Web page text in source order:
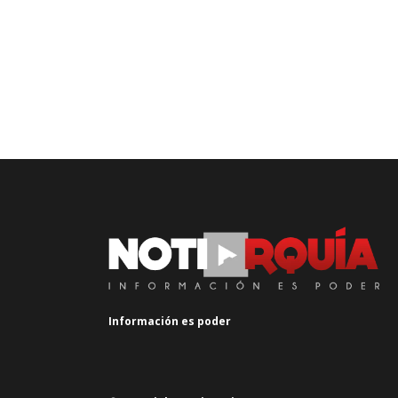
Información es poder